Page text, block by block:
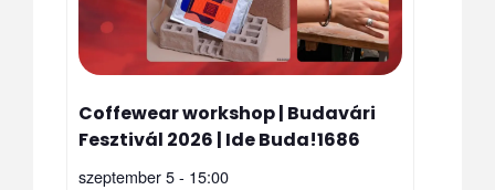
Coffewear workshop | Budavári
Fesztivál 2026 | Ide Buda!1686
szeptember 5 - 15:00